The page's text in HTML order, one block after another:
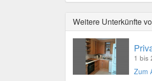
Weitere Unterkünfte
1 bis
Zum